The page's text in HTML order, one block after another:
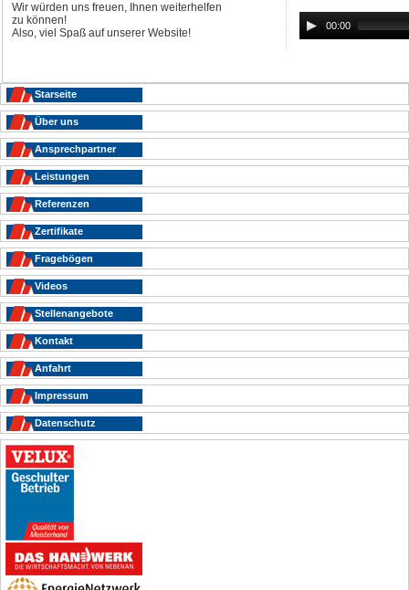
Wir würden uns freuen, Ihnen weiterhelfen
zu können!
Also, viel Spaß auf unserer Website!
00:00
Navigation
überspringen
Starseite
Über uns
Ansprechpartner
Leistungen
Referenzen
Zertifikate
Fragebögen
Videos
Stellenangebote
Kontakt
Anfahrt
Impressum
Datenschutz